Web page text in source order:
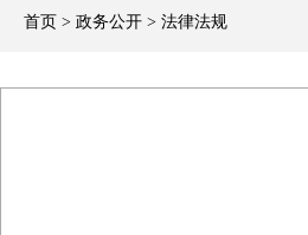
首页 > 政务公开 > 法律法规